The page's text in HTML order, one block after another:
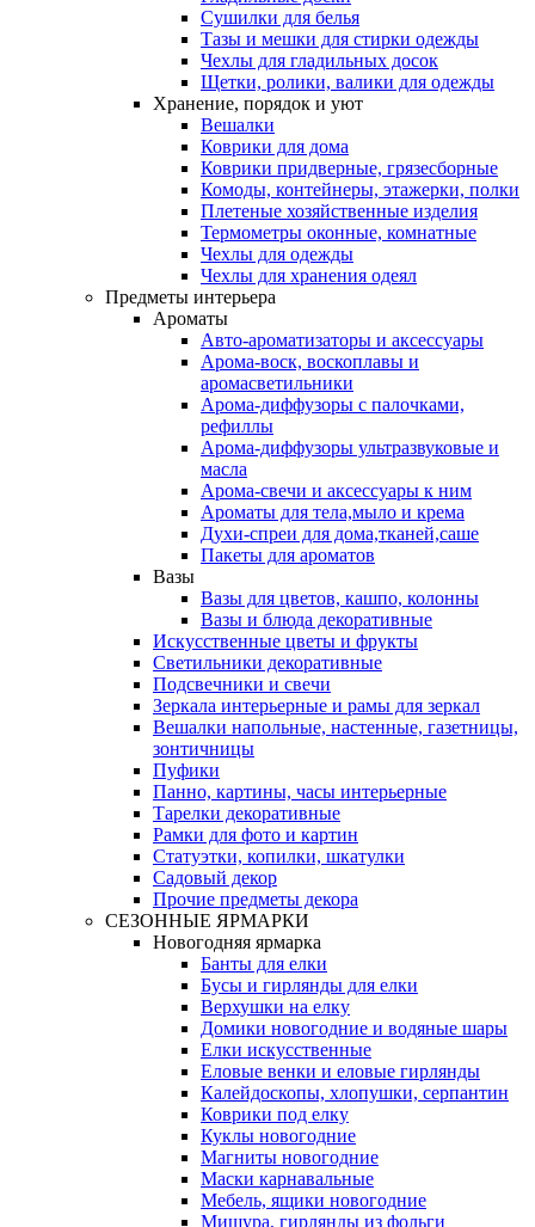
Сушилки для белья
Тазы и мешки для стирки одежды
Чехлы для гладильных досок
Щетки, ролики, валики для одежды
Хранение, порядок и уют
Вешалки
Коврики для дома
Коврики придверные, грязесборные
Комоды, контейнеры, этажерки, полки
Плетеные хозяйственные изделия
Термометры оконные, комнатные
Чехлы для одежды
Чехлы для хранения одеял
Предметы интерьера
Ароматы
Авто-ароматизаторы и аксессуары
Арома-воск, воскоплавы и
аромасветильники
Арома-диффузоры с палочками,
рефиллы
Арома-диффузоры ультразвуковые и
масла
Арома-свечи и аксессуары к ним
Ароматы для тела,мыло и крема
Духи-спреи для дома,тканей,саше
Пакеты для ароматов
Вазы
Вазы для цветов, кашпо, колонны
Вазы и блюда декоративные
Искусственные цветы и фрукты
Светильники декоративные
Подсвечники и свечи
Зеркала интерьерные и рамы для зеркал
Вешалки напольные, настенные, газетницы,
зонтичницы
Пуфики
Панно, картины, часы интерьерные
Тарелки декоративные
Рамки для фото и картин
Статуэтки, копилки, шкатулки
Садовый декор
Прочие предметы декора
СЕЗОННЫЕ ЯРМАРКИ
Новогодняя ярмарка
Банты для елки
Бусы и гирлянды для елки
Верхушки на елку
Домики новогодние и водяные шары
Елки искусственные
Еловые венки и еловые гирлянды
Калейдоскопы, хлопушки, серпантин
Коврики под елку
Куклы новогодние
Магниты новогодние
Маски карнавальные
Мебель, ящики новогодние
Мишура, гирлянды из фольги